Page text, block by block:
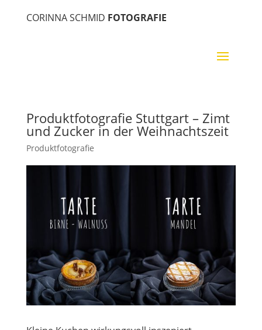
CORINNA SCHMID FOTOGRAFIE
Produktfotografie Stuttgart – Zimt
und Zucker in der Weihnachtszeit
Produktfotografie